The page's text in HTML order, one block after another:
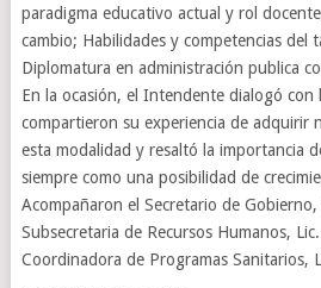
paradigma educativo actual y rol
cambio; Habilidades y competencias del
Diplomatura en administración publica
En la ocasión, el Intendente dialogó con
compartieron su experiencia de adquirir
esta modalidad y resaltó la importancia
siempre como una posibilidad de
Acompañaron el Secretario de Gobierno,
Subsecretaria de Recursos Humanos,
Coordinadora de Programas Sanitarios,